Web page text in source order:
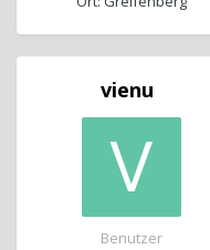
vienu
Benutzer